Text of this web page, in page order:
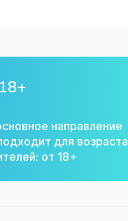
18+
направление
для возраста
от 18+